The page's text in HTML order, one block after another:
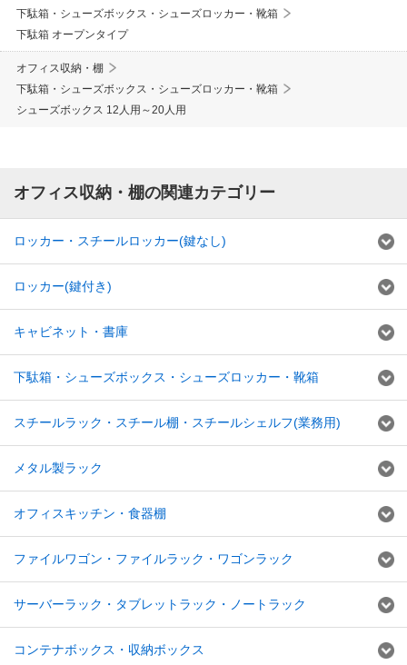
下駄箱・シューズボックス・シューズロッカー・靴箱
下駄箱 オープンタイプ
オフィス収納・棚
下駄箱・シューズボックス・シューズロッカー・靴箱
シューズボックス 12人用～20人用
オフィス収納・棚の関連カテゴリー
ロッカー・スチールロッカー(鍵なし)
ロッカー(鍵付き)
キャビネット・書庫
下駄箱・シューズボックス・シューズロッカー・靴箱
スチールラック・スチール棚・スチールシェルフ(業務用)
メタル製ラック
オフィスキッチン・食器棚
ファイルワゴン・ファイルラック・ワゴンラック
サーバーラック・タブレットラック・ノートラック
コンテナボックス・収納ボックス